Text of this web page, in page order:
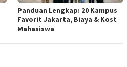
Panduan Lengkap: 20 Kampus
Favorit Jakarta, Biaya & Kost
Mahasiswa